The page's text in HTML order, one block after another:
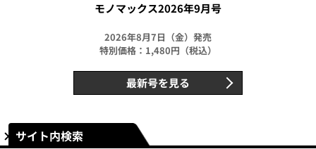
モノマックス2026年9月号
2026年8月7日（金）発売
特別価格：1,480円（税込）
最新号を見る
サイト内検索